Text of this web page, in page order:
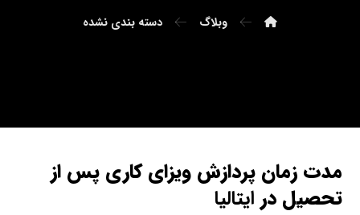
وبلاگ دسته بندی نشده
مدت زمان پردازش ویزای کاری پس از
تحصیل درایتالیا